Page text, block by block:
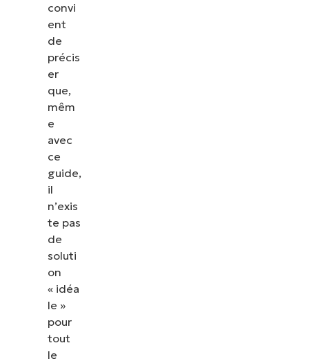
convi
ent
de
précis
er
que,
mêm
e
avec
ce
guide,
il
n’exis
te pas
de
soluti
on
« idéa
le »
pour
tout
le